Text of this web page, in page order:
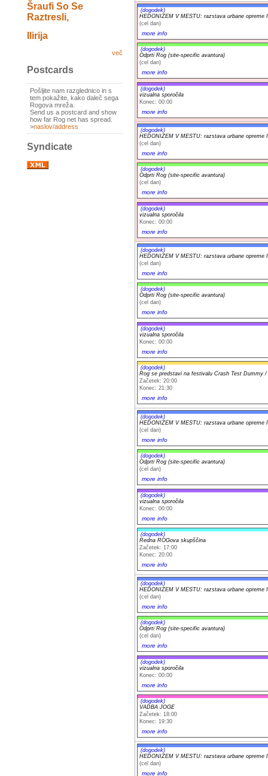
Šraufi So Se
Raztresli,
Ilirija
več
Postcards
Pošljite nam razglednico in s
tem pokažite, kako daleč sega
Rogova mreža.
Send us a postcard and show
how far Rog net has spread.
>naslov/address
Syndicate
(dogodek)
HEDONIZEM V MESTU: razstava urbane opreme
(cel dan)
more info
(dogodek)
Odprti Rog (site-specific avantura)
(cel dan)
more info
(dogodek)
vizualna sporočila
Konec: 00:00
more info
(dogodek)
HEDONIZEM V MESTU: razstava urbane opreme
(cel dan)
more info
(dogodek)
Odprti Rog (site-specific avantura)
(cel dan)
more info
(dogodek)
vizualna sporočila
Konec: 00:00
more info
(dogodek)
HEDONIZEM V MESTU: razstava urbane opreme
(cel dan)
more info
(dogodek)
Odprti Rog (site-specific avantura)
(cel dan)
more info
(dogodek)
vizualna sporočila
Konec: 00:00
more info
(dogodek)
Rog se predstavi na festivalu Crash Test Dummy /
Začetek: 20:00
Konec: 21:30
more info
(dogodek)
HEDONIZEM V MESTU: razstava urbane opreme
(cel dan)
more info
(dogodek)
Odprti Rog (site-specific avantura)
(cel dan)
more info
(dogodek)
vizualna sporočila
Konec: 00:00
more info
(dogodek)
Redna ROGova skupščina
Začetek: 17:00
Konec: 20:00
more info
(dogodek)
HEDONIZEM V MESTU: razstava urbane opreme
(cel dan)
more info
(dogodek)
Odprti Rog (site-specific avantura)
(cel dan)
more info
(dogodek)
vizualna sporočila
Konec: 00:00
more info
(dogodek)
VADBA JOGE
Začetek: 18:00
Konec: 19:30
more info
(dogodek)
HEDONIZEM V MESTU: razstava urbane opreme
(cel dan)
more info